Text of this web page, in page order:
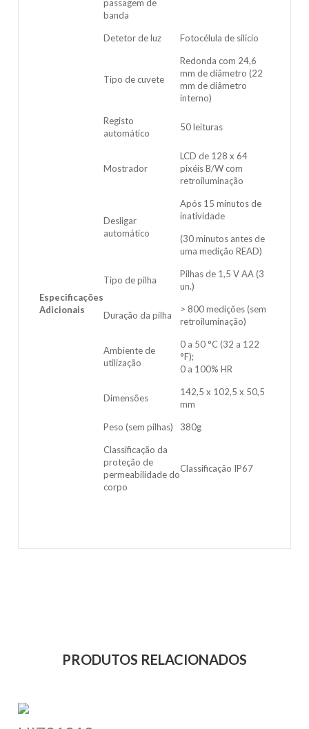
passagem de
banda
Detetor de luz Fotocélula de silício
Tipo de cuvete
Redonda com 24,6
mm de diâmetro (22
mm de diâmetro
interno)
Especificações
Adicionais
Registo
automático
50 leituras
Mostrador
LCD de 128 x 64
pixéis B/W com
retroiluminação
Desligar
automático
Após 15 minutos de
inatividade
(30 minutos antes de
uma medição READ)
Tipo de pilha
Pilhas de 1,5 V AA (3
un.)
Duração da pilha
> 800 medições (sem
retroiluminação)
Ambiente de
utilização
0 a 50 °C (32 a 122
°F);
0 a 100% HR
Dimensões
142,5 x 102,5 x 50,5
mm
Peso (sem pilhas) 380g
Classificação da
proteção de
permeabilidade do
corpo
Classificação IP67
PRODUTOS RELACIONADOS